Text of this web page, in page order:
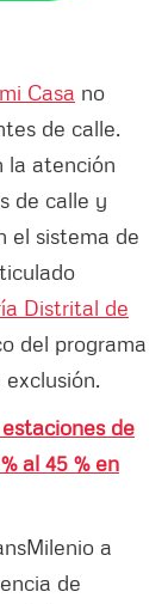
Casa no
de calle.
la atención
de calle y
el sistema de
Distrital de
del programa
de
al 45 % en
a
de